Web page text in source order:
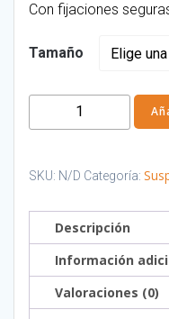
Con fijaciones
Tamaño
Gancho
suspensión
cantidad
SKU: N/D Categoría:
Descripción
Información
Valoraciones (0)